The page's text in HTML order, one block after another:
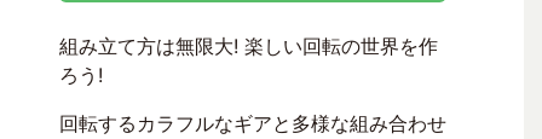
組み立て方は無限大! 楽しい回転の世界を作
ろう!
回転するカラフルなギアと多様な組み合わせ